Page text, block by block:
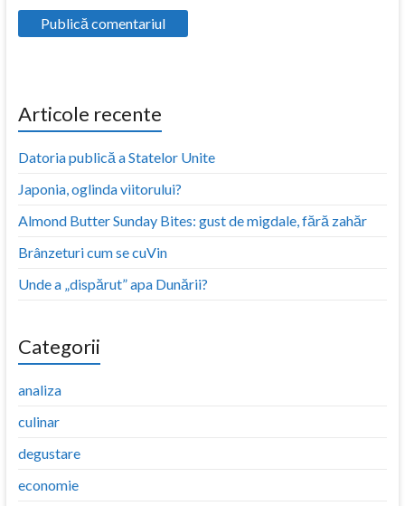
Articole recente
Datoria publică a Statelor Unite
Japonia, oglinda viitorului?
Almond Butter Sunday Bites: gust de migdale, fără zahăr
Brânzeturi cum se cuVin
Unde a „dispărut” apa Dunării?
Categorii
analiza
culinar
degustare
economie